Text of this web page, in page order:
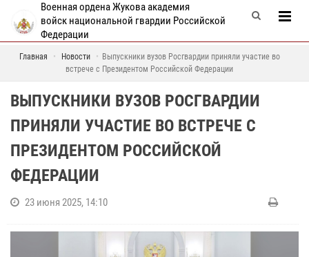
Военная ордена Жукова академия
войск национальной гвардии Российской
Федерации
Главная Новости
Выпускники вузов Росгвардии приняли участие во
встрече с Президентом Российской Федерации
ВЫПУСКНИКИ ВУЗОВ РОСГВАРДИИ
ПРИНЯЛИ УЧАСТИЕ ВО ВСТРЕЧЕ С
ПРЕЗИДЕНТОМ РОССИЙСКОЙ
ФЕДЕРАЦИИ
23 июня 2025, 14:10